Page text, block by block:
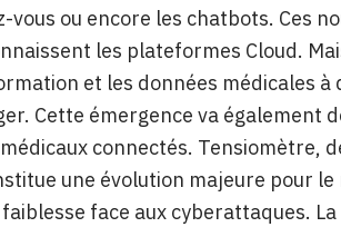
ou encore les chatbots. Ces
les plateformes Cloud.
et les données médicales
Cette émergence va également
connectés. Tensiomètre,
une évolution majeure pour le
face aux cyberattaques.